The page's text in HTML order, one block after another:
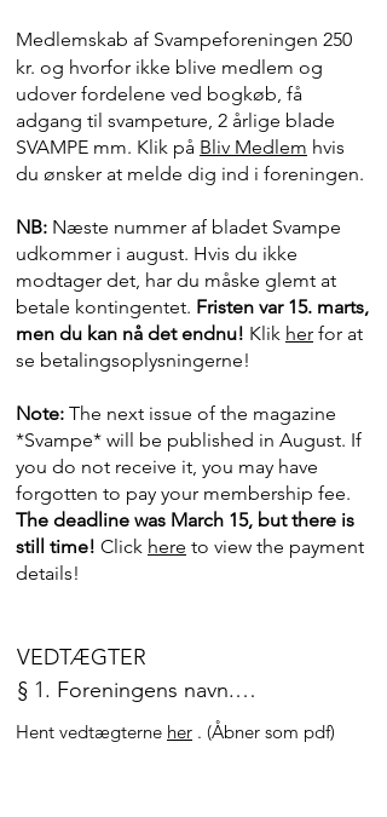
Medlemskab af Svampeforeningen 250
kr. og hvorfor ikke blive medlem og
udover fordelene ved bogkøb, få
adgang til svampeture, 2 årlige blade
SVAMPE mm. Klik på Bliv Medlem hvis
du ønsker at melde dig ind i foreningen.
NB: Næste nummer af bladet Svampe
udkommer i august. Hvis du ikke
modtager det, har du måske glemt at
betale kontingentet. Fristen var 15. marts,
men du kan nå det endnu! Klik her for at
se betalingsoplysningerne!
Note: The next issue of the magazine
*Svampe* will be published in August. If
you do not receive it, you may have
forgotten to pay your membership fee.
The deadline was March 15, but there is
still time! Click here to view the payment
details!
VEDTÆGTER
§ 1. Foreningens navn.
Foreningens navn er:
Hent vedtægterne her . (Åbner som pdf)